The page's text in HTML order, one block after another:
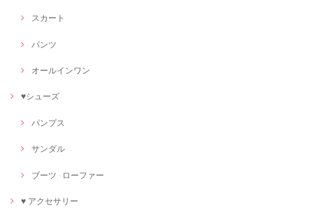
スカート
パンツ
オールインワン
♥シューズ
パンプス
サンダル
ブーツ · ローファー
♥ アクセサリー